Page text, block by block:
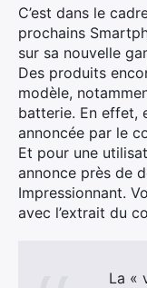
C’est dans le
prochains
sur sa nouvelle
Des produits
modèle,
batterie. En effet,
annoncée par le
Et pour une
annonce près de
Impressionnant.
avec l’extrait du
La «